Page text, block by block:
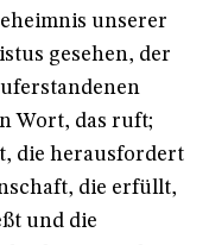
unserer
gesehen, der
Wort, das ruft;
die herausfordert
die erfüllt,
und die